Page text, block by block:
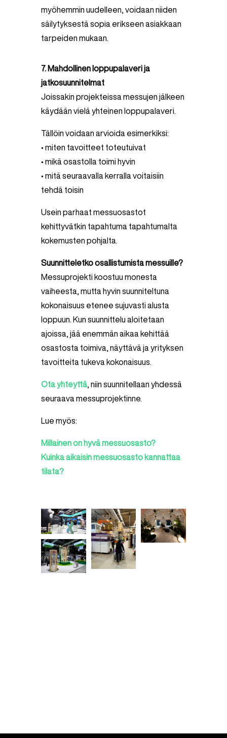
myöhemmin uudelleen, voidaan niiden
säilytyksestä sopia erikseen asiakkaan
tarpeiden mukaan.
7. Mahdollinen loppupalaveri ja
jatkosuunnitelmat
Joissakin projekteissa messujen jälkeen
käydään vielä yhteinen loppupalaveri.
Tällöin voidaan arvioida esimerkiksi:
• miten tavoitteet toteutuivat
• mikä osastolla toimi hyvin
• mitä seuraavalla kerralla voitaisiin
tehdä toisin
Usein parhaat messuosastot
kehittyvätkin tapahtuma tapahtumalta
kokemusten pohjalta.
Suunnitteletko osallistumista messuille?
Messuprojekti koostuu monesta
vaiheesta, mutta hyvin suunniteltuna
kokonaisuus etenee sujuvasti alusta
loppuun. Kun suunnittelu aloitetaan
ajoissa, jää enemmän aikaa kehittää
osastosta toimiva, näyttävä ja yrityksen
tavoitteita tukeva kokonaisuus.
Ota yhteyttä , niin suunnitellaan yhdessä
seuraava messuprojektinne.
Lue myös:
Millainen on hyvä messuosasto?
Kuinka aikaisin messuosasto kannattaa
tilata?